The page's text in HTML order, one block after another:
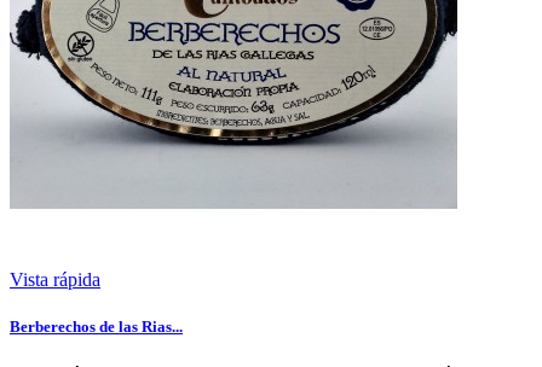
Vista rápida
Berberechos de las Rias...